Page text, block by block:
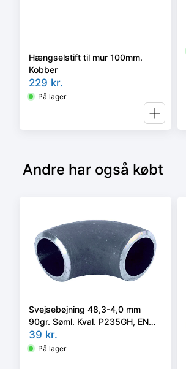
Hængselstift til mur 100mm.
Kobber
229 kr.
På lager
Andre har også købt
Svejsebøjning 48,3-4,0 mm
90gr. Søml. Kval. P235GH, EN
10253-2 type A, 3D
39 kr.
På lager